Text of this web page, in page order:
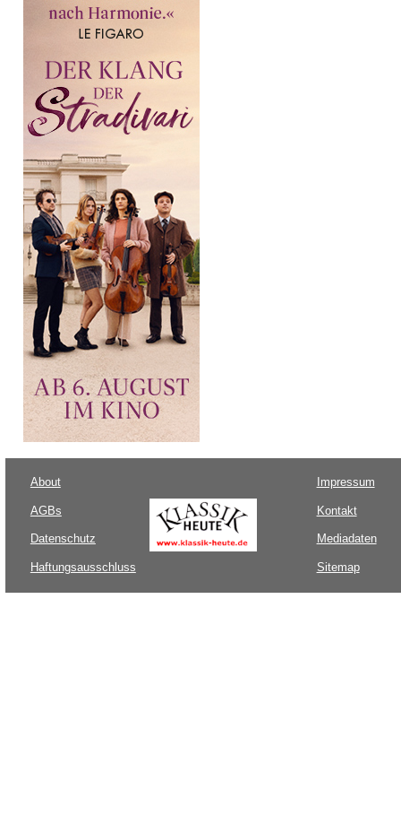
About
AGBs
Datenschutz
Haftungsausschluss
Impressum
Kontakt
Mediadaten
Sitemap